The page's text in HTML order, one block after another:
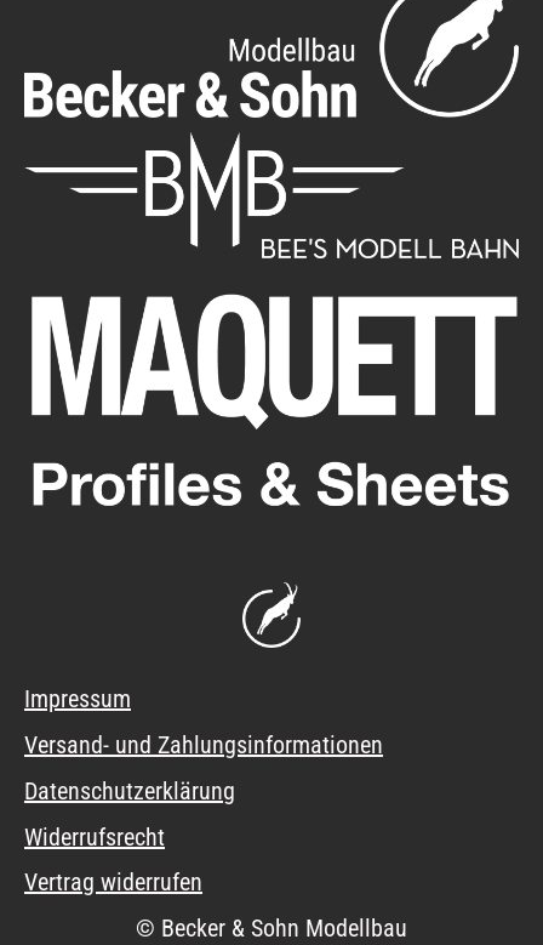
Impressum
Versand- und Zahlungsinformationen
Datenschutzerklärung
Widerrufsrecht
Vertrag widerrufen
© Becker & Sohn Modellbau